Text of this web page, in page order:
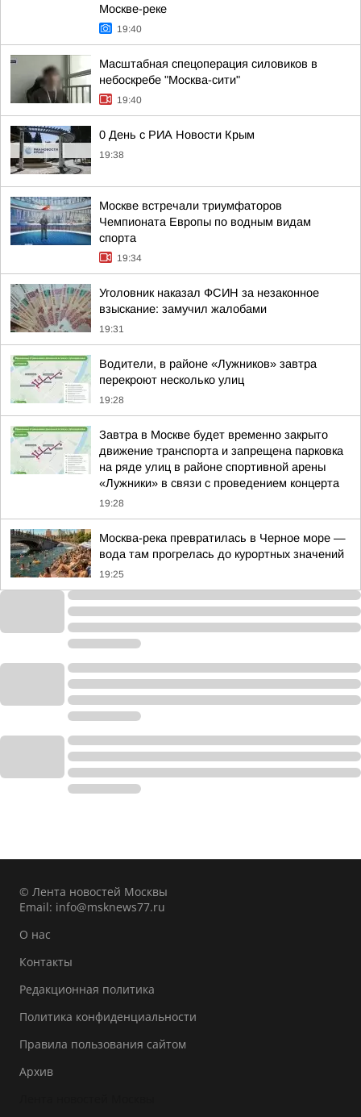
Москве-реке
19:40
Масштабная спецоперация силовиков в
небоскребе "Москва-сити"
19:40
0 День с РИА Новости Крым
19:38
Москве встречали триумфаторов
Чемпионата Европы по водным видам
спорта
19:34
Уголовник наказал ФСИН за незаконное
взыскание: замучил жалобами
19:31
Водители, в районе «Лужников» завтра
перекроют несколько улиц
19:28
Завтра в Москве будет временно закрыто
движение транспорта и запрещена парковка
на ряде улиц в районе спортивной арены
«Лужники» в связи с проведением концерта
19:28
Москва-река превратилась в Черное море —
вода там прогрелась до курортных значений
19:25
© Лента новостей Москвы
Email: info@msknews77.ru
О нас
Контакты
Редакционная политика
Политика конфиденциальности
Правила пользования сайтом
Архив